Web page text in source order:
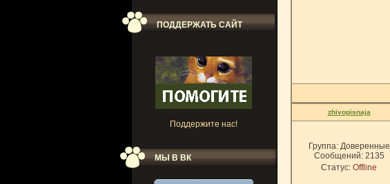
ПОДДЕРЖАТЬ САЙТ
Поддержите нас!
МЫ В ВК
zhivopisnaja
Группа: Доверенные
Сообщений: 2135
Статус: Offline